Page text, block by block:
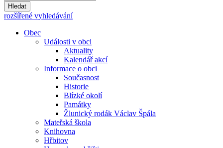
Hledat
rozšířené vyhledávání
Obec
Události v obci
Aktuality
Kalendář akcí
Informace o obci
Současnost
Historie
Blízké okolí
Památky
Žlunický rodák Václav Špála
Mateřská škola
Knihovna
Hřbitov